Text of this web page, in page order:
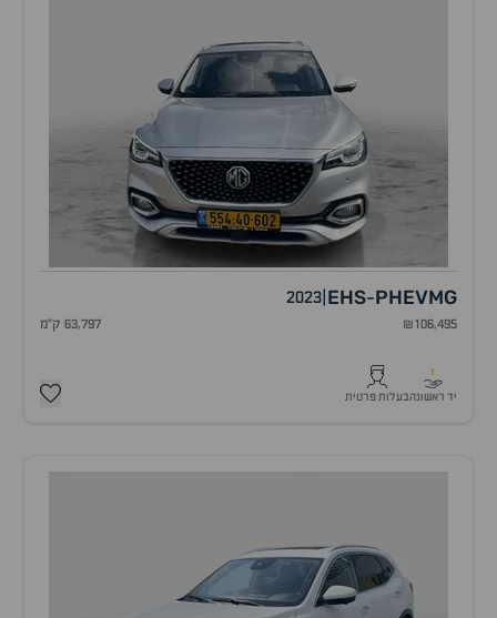
MG
EHS-PHEV
2023
₪106,495 63,797 ק"מ
1
יד ראשונהבעלות פרטית